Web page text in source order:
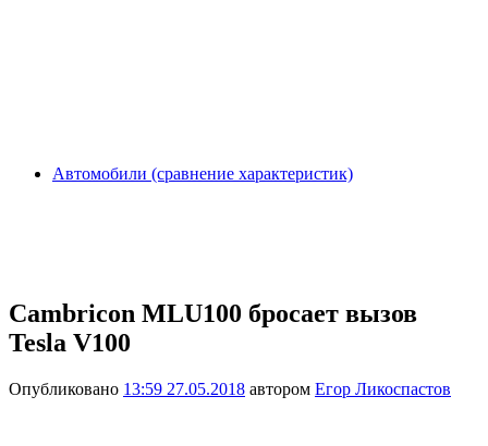
Автомобили (сравнение характеристик)
Cambricon MLU100 бросает вызов
Tesla V100
Опубликовано 13:59 27.05.2018 автором Егор Ликоспастов